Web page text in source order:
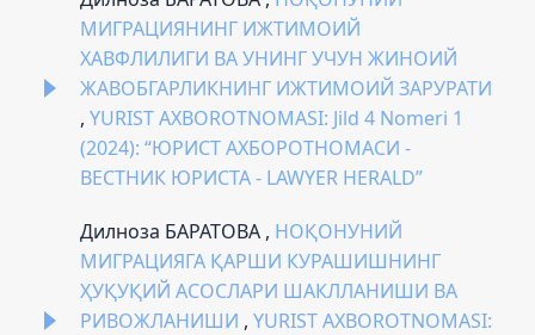
МИГРАЦИЯНИНГ ИЖТИМОИЙ
ХАВФЛИЛИГИ ВА УНИНГ УЧУН ЖИНОИЙ
ЖАВОБГАРЛИКНИНГ ИЖТИМОИЙ ЗАРУРАТИ
, YURIST AXBOROTNOMASI: Jild 4 Nomeri 1
(2024): “ЮРИСТ АХБОРОТНОМАСИ -
ВЕСТНИК ЮРИСТА - LAWYER HERALD”
Дилноза БАРАТОВА , НОҚОНУНИЙ
МИГРАЦИЯГА ҚАРШИ КУРАШИШНИНГ
ҲУҚУҚИЙ АСОСЛАРИ ШАКЛЛАНИШИ ВА
РИВОЖЛАНИШИ , YURIST AXBOROTNOMASI: